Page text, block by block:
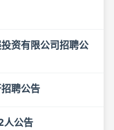
资有限公司招聘公
聘公告
人公告